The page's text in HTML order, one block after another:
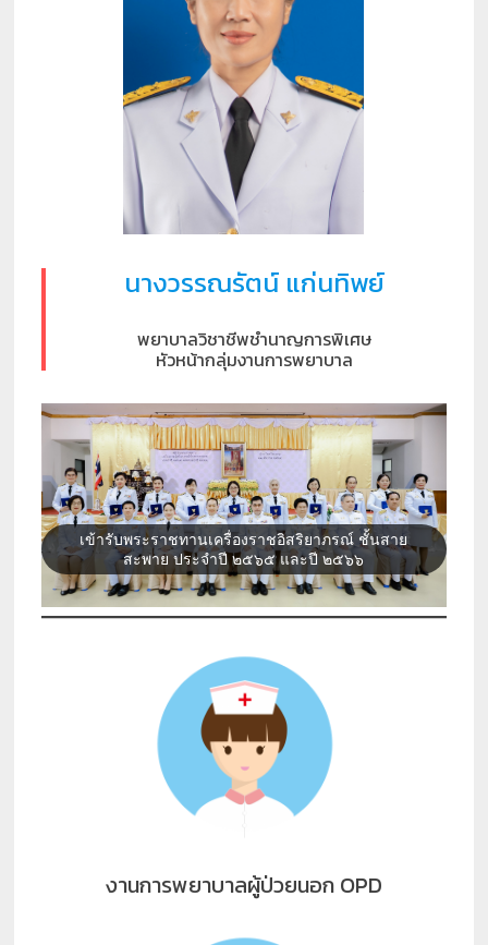
นางวรรณรัตน์ แก่นทิพย์
พยาบาลวิชาชีพชำนาญการพิเศษ
หัวหน้ากลุ่มงานการพยาบาล
เข้ารับพระราชทานเครื่องราชอิสริยาภรณ์ ชั้นสาย
สะพาย ประจำปี ๒๕๖๕ และปี ๒๕๖๖
งานการพยาบาลผู้ป่วยนอก OPD